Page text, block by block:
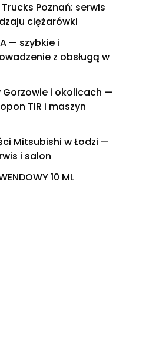
Poznań: serwis
ciężarówki
— szybkie i
z obsługą w
Gorzowie i okolicach —
TIR i maszyn
Mitsubishi w Łodzi —
i salon
10 ML